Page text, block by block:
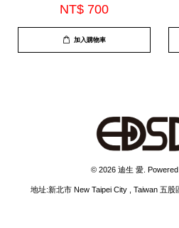
NT$ 700
加入購物車
© 2026 迪生 愛.
地址:新北市 New Taipei City , Taiwan 五